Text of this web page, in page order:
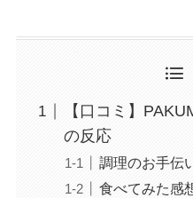
【口コミ】
の反応
調理のお手伝
食べてみた感